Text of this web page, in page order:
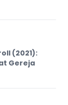
(2021):
Gereja